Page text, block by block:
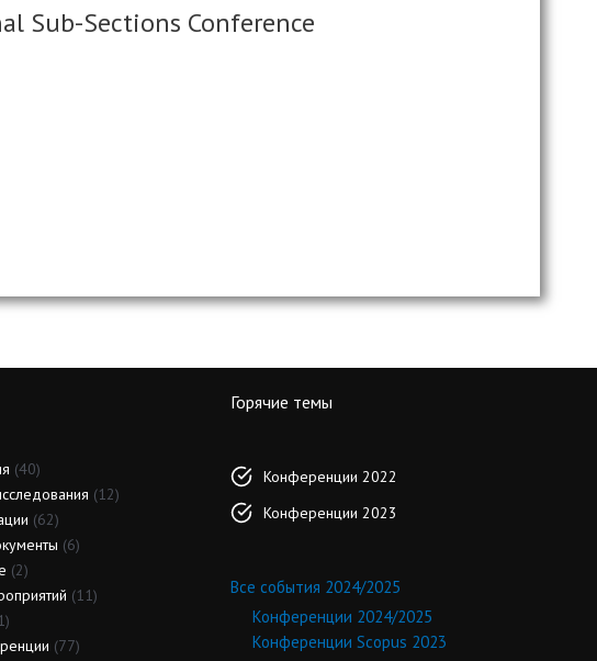
Sub-Sections Conference
(40)
(12)
(62)
(6)
(2)
(11)
(77)
Горячие темы
Конференции 2022
Конференции 2023
Все события 2024/2025
Конференции 2024/2025
Конференции Scopus 2023